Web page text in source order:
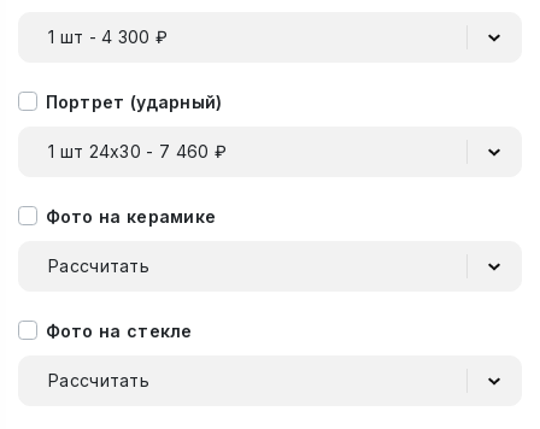
1 шт - 4 300 ₽
Портрет (ударный)
1 шт 24х30 - 7 460 ₽
Фото на керамике
Рассчитать
Фото на стекле
Рассчитать